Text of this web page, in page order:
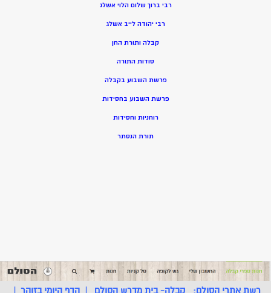
רבי ברוך שלום הלוי אשלג
רבי יהודה לייב אשלג
קבלה ותורת החן
סודות התורה
פרשת השבוע בקבלה
פרשת השבוע בחסידות
רוחניות וחסידות
תורת הנסתר
רשת אתרי הסולם: קבלה- בית מדרש הסולם |הדף היומי בזוהר |